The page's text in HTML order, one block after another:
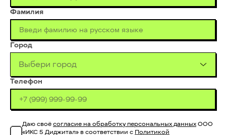
Фамилия
Город
Выбери город
Телефон
Даю своё согласие на обработку персональных данных ООО
«ИКС 5 Диджитал» в соответствии с Политикой